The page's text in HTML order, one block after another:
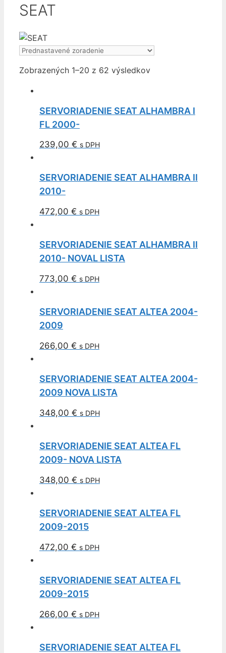
SEAT
Zobrazených 1–20 z 62 výsledkov
SERVORIADENIE SEAT ALHAMBRA I
FL 2000-
239,00 € s DPH
SERVORIADENIE SEAT ALHAMBRA II
2010-
472,00 € s DPH
SERVORIADENIE SEAT ALHAMBRA II
2010- NOVAL LISTA
773,00 € s DPH
SERVORIADENIE SEAT ALTEA 2004-
2009
266,00 € s DPH
SERVORIADENIE SEAT ALTEA 2004-
2009 NOVA LISTA
348,00 € s DPH
SERVORIADENIE SEAT ALTEA FL
2009- NOVA LISTA
348,00 € s DPH
SERVORIADENIE SEAT ALTEA FL
2009-2015
472,00 € s DPH
SERVORIADENIE SEAT ALTEA FL
2009-2015
266,00 € s DPH
SERVORIADENIE SEAT ALTEA FL